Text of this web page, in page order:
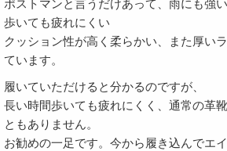
ポストマンと言うだけあって、雨にも強
歩いても疲れにくい
クッション性が高く柔らかい、また厚い
ています。
履いていただけると分かるのですが、
長い時間歩いても疲れにくく、通常の革
ともありません。
お勧めの一足です。今から履き込んでエ